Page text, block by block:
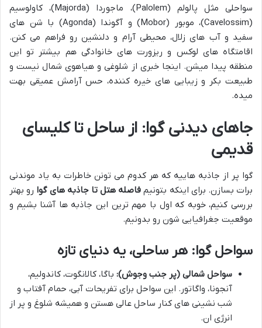
سواحلی مثل پالولم (Palolem)، ماجوردا (Majorda)، کاولوسیم
(Cavelossim)، موبور (Mobor) و آگوندا (Agonda) با شن های
سفید و آب های زلال، محیطی آرام و دلنشین رو فراهم می کنن.
اقامتگاه های لوکس و ریزورت های خانوادگی هم بیشتر تو این
منطقه پیدا میشن. اینجا خبری از شلوغی و هیاهوی شمال نیست و
طبیعت بکر و زیبایی های خیره کننده، حس آرامش عمیقی بهت
میده.
جاهای دیدنی گوا: از ساحل تا کلیسای
قدیمی
گوا پر از جاذبه هاییه که هر کدوم می تونن خاطرات به یاد موندنی
برات بسازن. برای اینکه بتونیم فاصله هتل تا جاذبه های گوا رو بهتر
بررسی کنیم، خوبه که اول با مهم ترین این جاذبه ها آشنا بشیم و
موقعیت جغرافیایی شون رو بدونیم.
سواحل گوا: هر ساحلی، یه دنیای تازه
سواحل شمالی (پر جنب وجوش): باگا، کالانگوت، کاندولیم،
آنجونا، واگاتور. این سواحل برای تفریحات آبی، حمام آفتاب و
شب نشینی های کنار ساحل عالی هستن و همیشه شلوغ و پر از
انرژی ان.